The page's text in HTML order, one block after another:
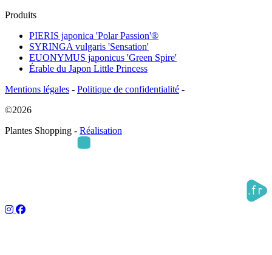
Produits
PIERIS japonica 'Polar Passion'®
SYRINGA vulgaris 'Sensation'
EUONYMUS japonicus 'Green Spire'
Érable du Japon Little Princess
Mentions légales - Politique de confidentialité -
©2026
Plantes Shopping - Réalisation